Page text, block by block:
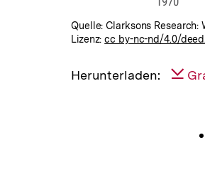
Quelle: Clarksons Research:
Lizenz:cc by-nc-nd/4.0/
Herunterladen: